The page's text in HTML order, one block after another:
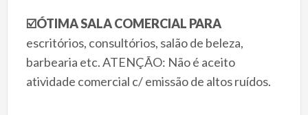
☑️ÓTIMA SALA COMERCIAL PARA
escritórios, consultórios, salão de beleza,
barbearia etc. ATENÇÃO: Não é aceito
atividade comercial c/ emissão de altos ruídos.